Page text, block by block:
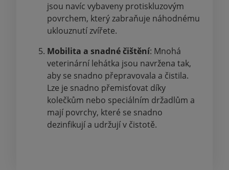
jsou navíc vybaveny protiskluzovým
povrchem, který zabraňuje náhodnému
uklouznutí zvířete.
Mobilita a snadné čištění: Mnohá
veterinární lehátka jsou navržena tak,
aby se snadno přepravovala a čistila.
Lze je snadno přemisťovat díky
kolečkům nebo speciálním držadlům a
mají povrchy, které se snadno
dezinfikují a udržují v čistotě.